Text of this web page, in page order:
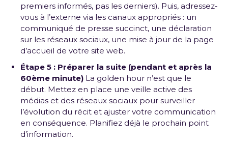
premiers informés, pas les derniers). Puis, adressez-
vous à l’externe via les canaux appropriés : un
communiqué de presse succinct, une déclaration
sur les réseaux sociaux, une mise à jour de la page
d’accueil de votre site web.
Étape 5 : Préparer la suite (pendant et après la
60ème minute) La golden hour n’est que le
début. Mettez en place une veille active des
médias et des réseaux sociaux pour surveiller
l’évolution du récit et ajuster votre communication
en conséquence. Planifiez déjà le prochain point
d’information.